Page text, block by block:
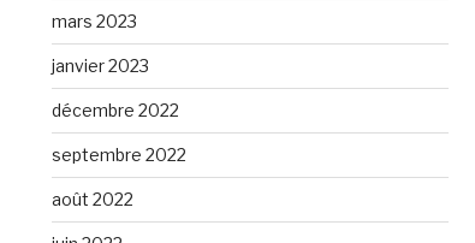
mars 2023
janvier 2023
décembre 2022
septembre 2022
août 2022